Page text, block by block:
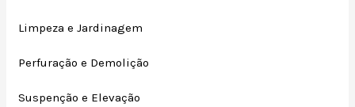
Limpeza e Jardinagem
Perfuração e Demolição
Suspenção e Elevação